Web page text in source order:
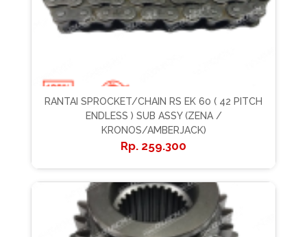
RANTAI SPROCKET/CHAIN RS EK 60 ( 42 PITCH
ENDLESS ) SUB ASSY (ZENA /
KRONOS/AMBERJACK)
259.300